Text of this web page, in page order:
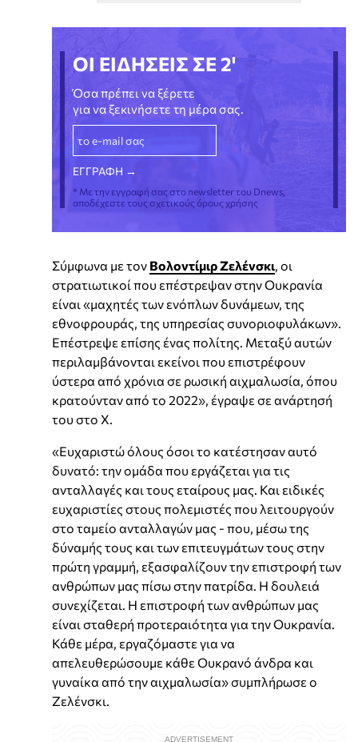
ΟΙ ΕΙΔΗΣΕΙΣ ΣΕ 2'
Όσα πρέπει να ξέρετε
για να ξεκινήσετε τη μέρα σας.
* Με την εγγραφή σας στο newsletter του Dnews,
αποδέχεστε τους σχετικούς όρους χρήσης
Σύμφωνα με τον Βολοντίμιρ Ζελένσκι , οι
στρατιωτικοί που επέστρεψαν στην Ουκρανία
είναι «μαχητές των ενόπλων δυνάμεων, της
εθνοφρουράς, της υπηρεσίας συνοριοφυλάκων».
Επέστρεψε επίσης ένας πολίτης. Μεταξύ αυτών
περιλαμβάνονται εκείνοι που επιστρέφουν
ύστερα από χρόνια σε ρωσική αιχμαλωσία, όπου
κρατούνταν από το 2022», έγραψε σε ανάρτησή
του στο Χ.
«Ευχαριστώ όλους όσοι το κατέστησαν αυτό
δυνατό: την ομάδα που εργάζεται για τις
ανταλλαγές και τους εταίρους μας. Και ειδικές
ευχαριστίες στους πολεμιστές που λειτουργούν
στο ταμείο ανταλλαγών μας - που, μέσω της
δύναμής τους και των επιτευγμάτων τους στην
πρώτη γραμμή, εξασφαλίζουν την επιστροφή των
ανθρώπων μας πίσω στην πατρίδα. Η δουλειά
συνεχίζεται. Η επιστροφή των ανθρώπων μας
είναι σταθερή προτεραιότητα για την Ουκρανία.
Κάθε μέρα, εργαζόμαστε για να
απελευθερώσουμε κάθε Ουκρανό άνδρα και
γυναίκα από την αιχμαλωσία» συμπλήρωσε ο
Ζελένσκι.